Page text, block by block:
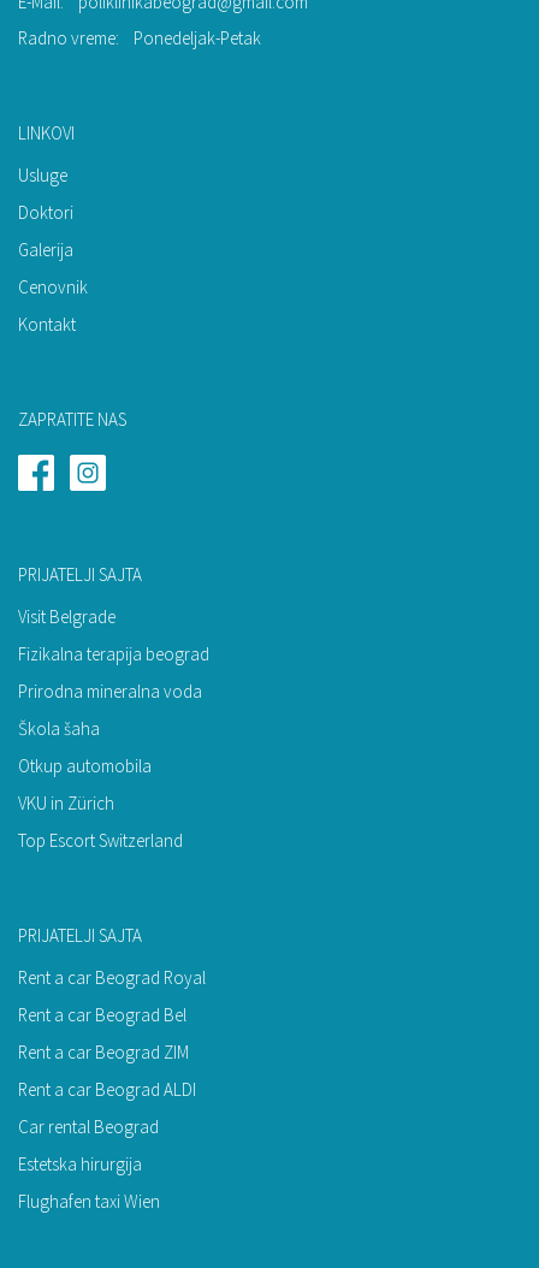
Radno vreme: Ponedeljak-Petak
LINKOVI
Usluge
Doktori
Galerija
Cenovnik
Kontakt
ZAPRATITE NAS
PRIJATELJI SAJTA
Visit Belgrade
Fizikalna terapija beograd
Prirodna mineralna voda
Škola šaha
Otkup automobila
VKU in Zürich
Top Escort Switzerland
PRIJATELJI SAJTA
Rent a car Beograd Royal
Rent a car Beograd Bel
Rent a car Beograd ZIM
Rent a car Beograd ALDI
Car rental Beograd
Estetska hirurgija
Flughafen taxi Wien